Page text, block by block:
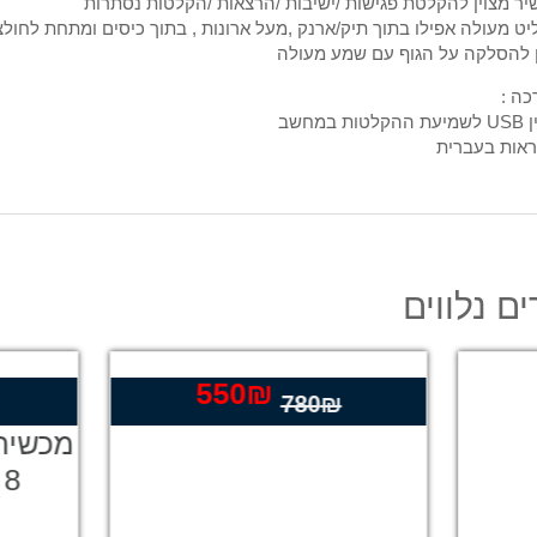
מעולה אפילו בתוך תיק/ארנק ,מעל ארונות , בתוך כיסים ומתחת
להסלקה על הגוף עם שמע מעולה
:
נלווים
המקורימכשיר הקלטה